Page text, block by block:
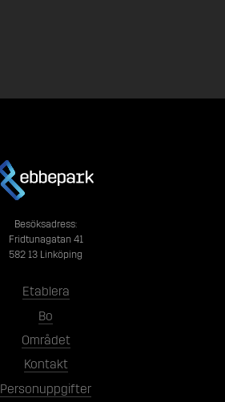
Besöksadress:
Fridtunagatan 41
582 13 Linköping
Etablera
Bo
Området
Kontakt
Personuppgifter